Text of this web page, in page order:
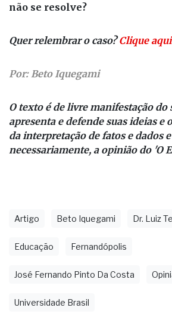
não se resolve?
Quer relembrar o caso?Clique
Por: Beto Iquegami
O texto é de livre manifestação do
apresenta e defende suas ideias e
da interpretação de fatos e dados
necessariamente, a opinião do 'O
Artigo Beto Iquegami Dr. Luiz
Educação Fernandópolis
José Fernando Pinto Da Costa
Universidade Brasil